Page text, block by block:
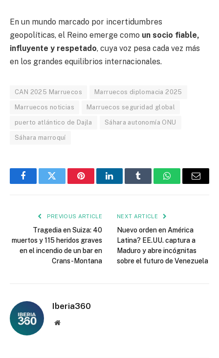
En un mundo marcado por incertidumbres
geopolíticas, el Reino emerge como un socio fiable,
influyente y respetado, cuya voz pesa cada vez más
en los grandes equilibrios internacionales.
CAN 2025 Marruecos Marruecos diplomacia 2025
Marruecos noticias Marruecos seguridad global
puerto atlántico de Dajla Sáhara autonomía ONU
Sáhara marroquí
FacebookTwitter PinterestLinkedInTumblr WhatsAppEmail
PREVIOUS ARTICLE
Tragedia en Suiza: 40
muertos y 115 heridos graves
en el incendio de un bar en
Crans-Montana
NEXT ARTICLE
Nuevo orden en América
Latina? EE.UU. captura a
Maduro y abre incógnitas
sobre el futuro de Venezuela
Iberia360
Website